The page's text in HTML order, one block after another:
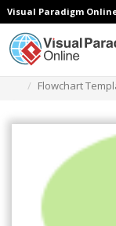
Visual Paradigm
Flowchart